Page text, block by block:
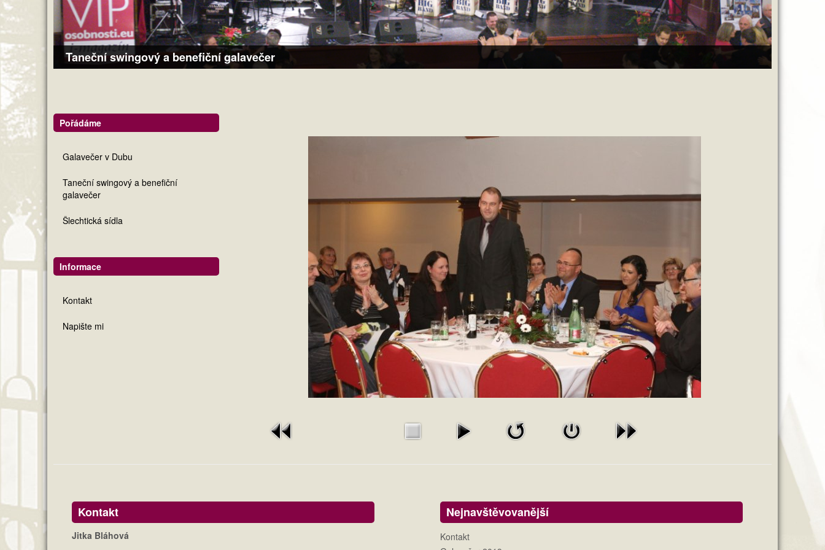
Taneční swingový a benefiční galavečer
Pořádáme
Galavečer v Dubu
Taneční swingový a benefiční
galavečer
Šlechtická sídla
Informace
Kontakt
Napište mi
Kontakt
Jitka Bláhová
Nejnavštěvovanější
Kontakt